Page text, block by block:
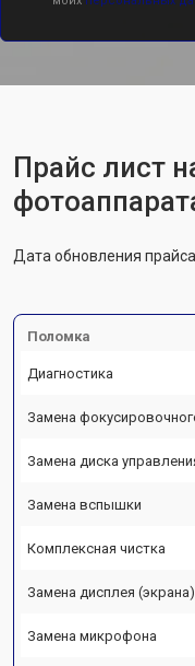
Прайс лист
Дата обновления
Поломка
Диагностика
Замена
Замена диска
Замена вспышки
Комплексная чистка
Замена дисплея (экрана)
Замена микрофона